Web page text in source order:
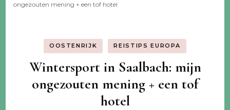
ongezouten mening + een tof hotel
OOSTENRIJK REISTIPS EUROPA
Wintersport in Saalbach: mijn
ongezouten mening + een tof
hotel